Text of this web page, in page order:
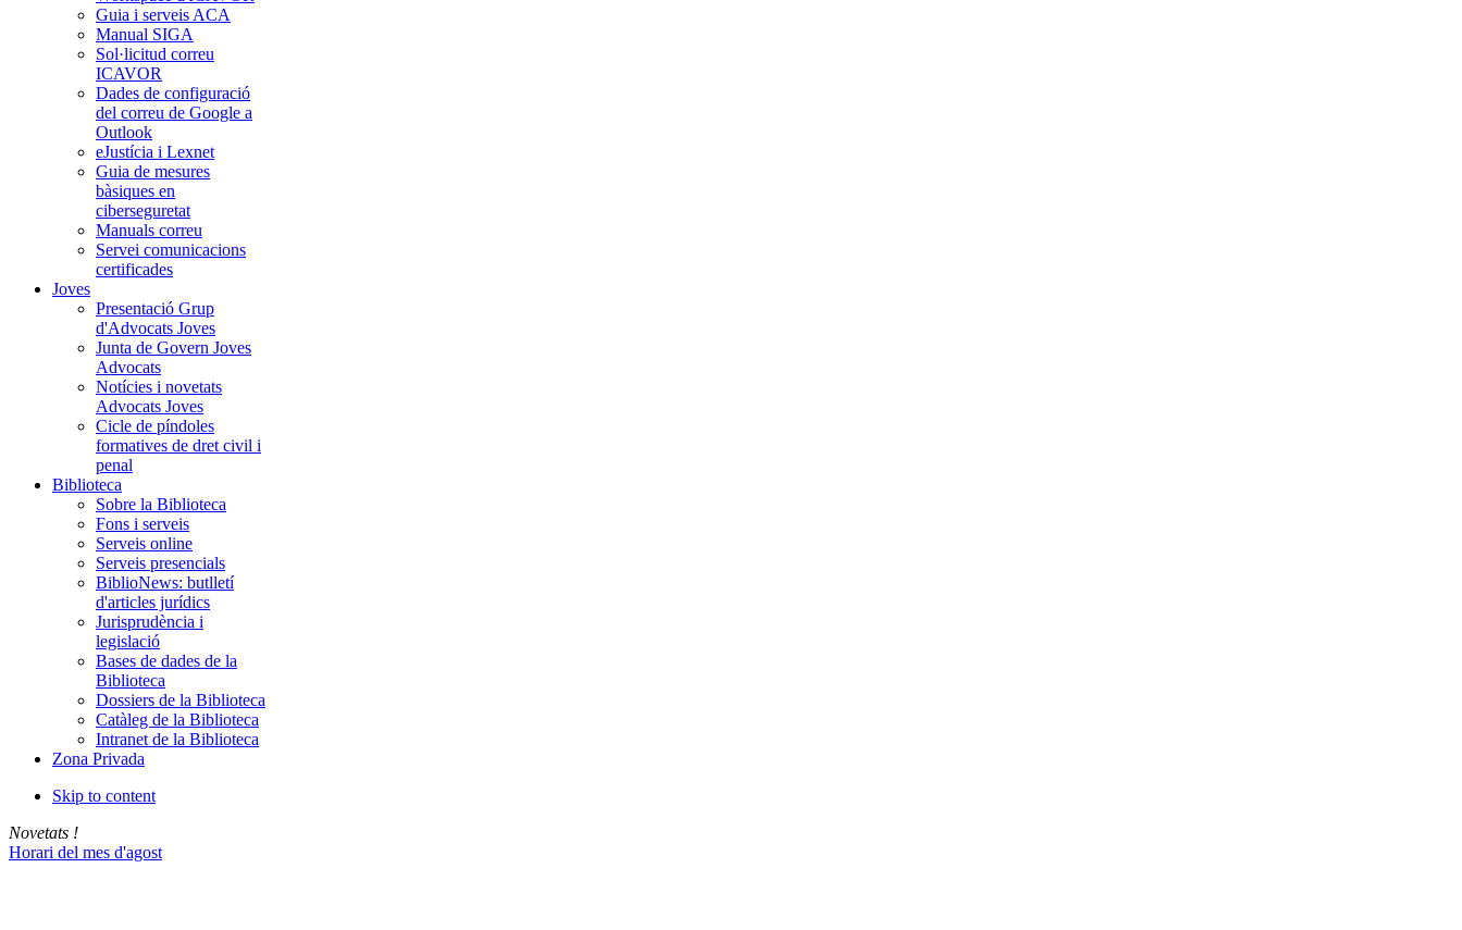
Guia i serveis ACA
Manual SIGA
Sol·licitud correu
ICAVOR
Dades de configuració
del correu de Google a
Outlook
eJustícia i Lexnet
Guia de mesures
bàsiques en
ciberseguretat
Manuals correu
Servei comunicacions
certificades
Joves
Presentació Grup
d'Advocats Joves
Junta de Govern Joves
Advocats
Notícies i novetats
Advocats Joves
Cicle de píndoles
formatives de dret civil i
penal
Biblioteca
Sobre la Biblioteca
Fons i serveis
Serveis online
Serveis presencials
BiblioNews: butlletí
d'articles jurídics
Jurisprudència i
legislació
Bases de dades de la
Biblioteca
Dossiers de la Biblioteca
Catàleg de la Biblioteca
Intranet de la Biblioteca
Zona Privada
Skip to content
Novetats !
Horari del mes d'agost